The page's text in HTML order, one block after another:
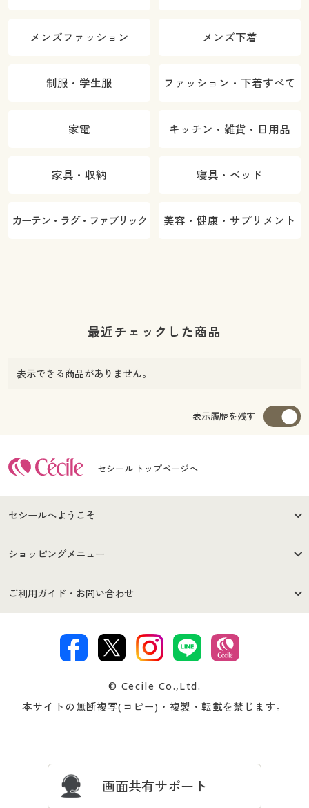
メンズファッション メンズ下着
制服・学生服 ファッション・下着すべて
家電 キッチン・雑貨・日用品
家具・収納 寝具・ベッド
カーテン・ラグ・ファブリック 美容・健康・サプリメント
最近チェックした商品
表示できる商品がありません。
表示履歴を残す
セシール トップページへ
セシールへようこそ
はじめての方へ
セシールご利用規約
著作権・商標について 会社案内
ショッピングメニュー
商品カテゴリ
プレゼント＆キャンペーン サイトマップ
ご利用ガイド・お問い合わせ
交換・返品は お支払は
ついて
忘れの場合
© Cecile Co.,Ltd.
本サイトの無断複写(コピー)・複製・転載を禁じます。
画面共有サポート